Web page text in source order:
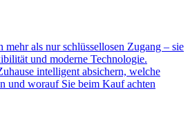
mehr als nur schlüssellosen Zugang – sie
und moderne Technologie.
intelligent absichern, welche
und worauf Sie beim Kauf achten